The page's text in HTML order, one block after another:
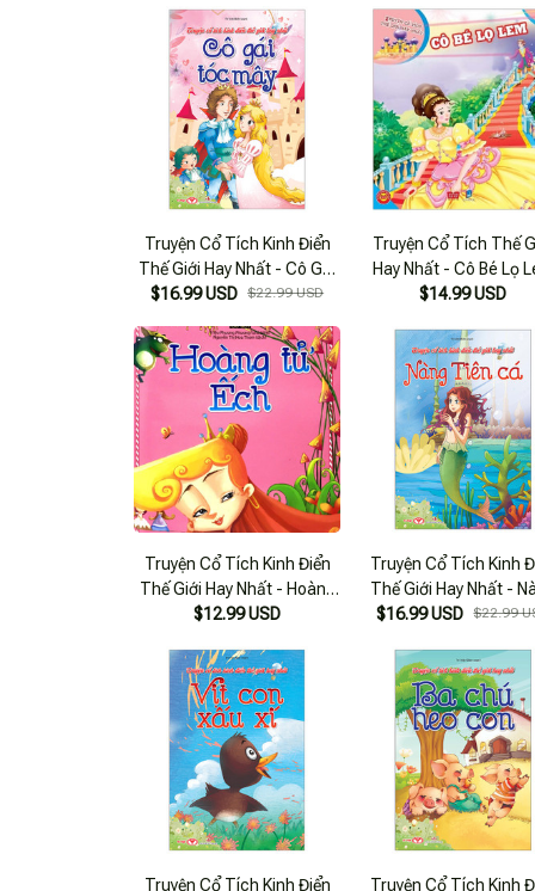
Truyện Cổ Tích Kinh Điển
Thế Giới Hay Nhất - Cô Gái
Tóc Mây
$16.99 USD $22.99 USD
Truyện Cổ Tích Thế
Hay Nhất - Cô Bé Lọ
$14.99 USD
Truyện Cổ Tích Kinh Điển
Thế Giới Hay Nhất - Hoàng
Tử Ếch (vườn Cổ Tích)
$12.99 USD
Truyện Cổ Tích Kinh
Thế Giới Hay Nhất -
Tiên Cá
$16.99 USD $22.99
Truyện Cổ Tích Kinh Điển
Truyện Cổ Tích Kinh